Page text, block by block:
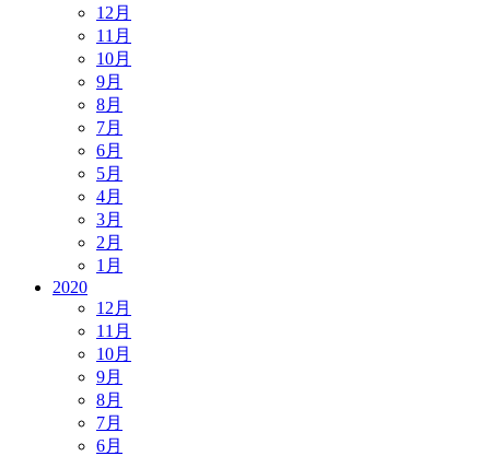
12月
11月
10月
9月
8月
7月
6月
5月
4月
3月
2月
1月
2020
12月
11月
10月
9月
8月
7月
6月